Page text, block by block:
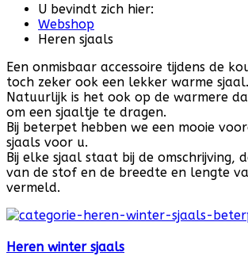
U bevindt zich hier:
Webshop
Heren sjaals
Een onmisbaar accessoire tijdens de
toch zeker ook een lekker warme sjaal.
Natuurlijk is het ook op de warmere
om een sjaaltje te dragen.
Bij beterpet hebben we een mooie
sjaals voor u.
Bij elke sjaal staat bij de omschrijving,
van de stof en de breedte en lengte
vermeld.
Heren winter sjaals